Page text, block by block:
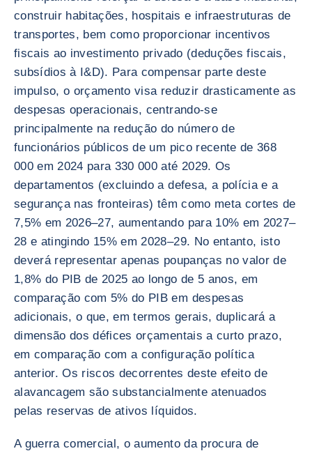
construir habitações, hospitais e infraestruturas de
transportes, bem como proporcionar incentivos
fiscais ao investimento privado (deduções fiscais,
subsídios à I&D). Para compensar parte deste
impulso, o orçamento visa reduzir drasticamente as
despesas operacionais, centrando-se
principalmente na redução do número de
funcionários públicos de um pico recente de 368
000 em 2024 para 330 000 até 2029. Os
departamentos (excluindo a defesa, a polícia e a
segurança nas fronteiras) têm como meta cortes de
7,5% em 2026–27, aumentando para 10% em 2027–
28 e atingindo 15% em 2028–29. No entanto, isto
deverá representar apenas poupanças no valor de
1,8% do PIB de 2025 ao longo de 5 anos, em
comparação com 5% do PIB em despesas
adicionais, o que, em termos gerais, duplicará a
dimensão dos défices orçamentais a curto prazo,
em comparação com a configuração política
anterior. Os riscos decorrentes deste efeito de
alavancagem são substancialmente atenuados
pelas reservas de ativos líquidos.
A guerra comercial, o aumento da procura de